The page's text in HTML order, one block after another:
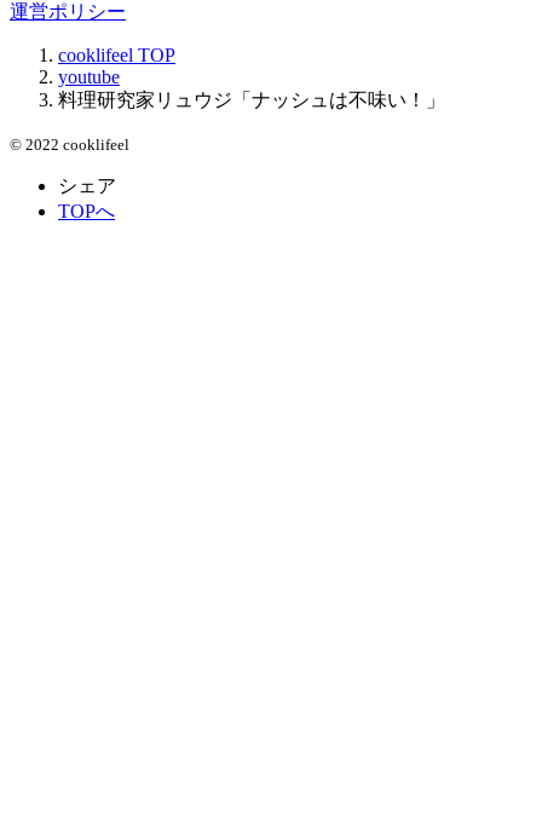
運営ポリシー
cooklifeel TOP
youtube
料理研究家リュウジ「ナッシュは不味い！」
© 2022 cooklifeel
シェア
TOPへ